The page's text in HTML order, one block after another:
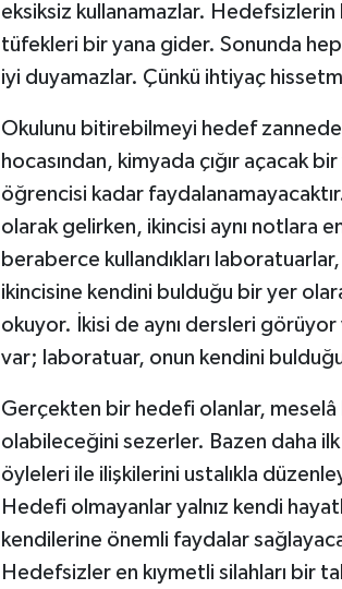
eksiksiz kullanamazlar.
tüfekleri bir yana gider. Sonunda
iyi duyamazlar. Çünkü ihtiyaç
Okulunu bitirebilmeyi hedef
hocasından, kimyada çığır açacak
öğrencisi kadar
olarak gelirken, ikincisi aynı notlara
beraberce kullandıkları
ikincisine kendini bulduğu bir yer
okuyor. İkisi de aynı dersleri
var; laboratuar, onun kendini
Gerçekten bir hedefi olanlar, meselâ
olabileceğini sezerler. Bazen daha
öyleleri ile ilişkilerini ustalıkla
Hedefi olmayanlar yalnız kendi
kendilerine önemli faydalar
Hedefsizler en kıymetli silahları bir